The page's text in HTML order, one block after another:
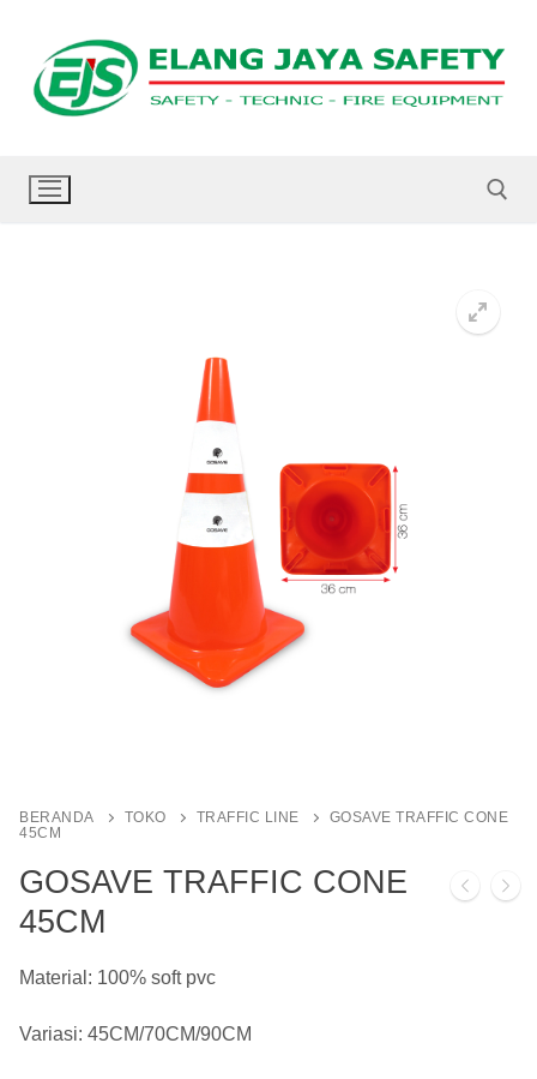
BERANDA TOKO TRAFFIC LINE
GOSAVE TRAFFIC CONE
45CM
GOSAVE TRAFFIC CONE
45CM
Material: 100% soft pvc
Variasi: 45CM/70CM/90CM